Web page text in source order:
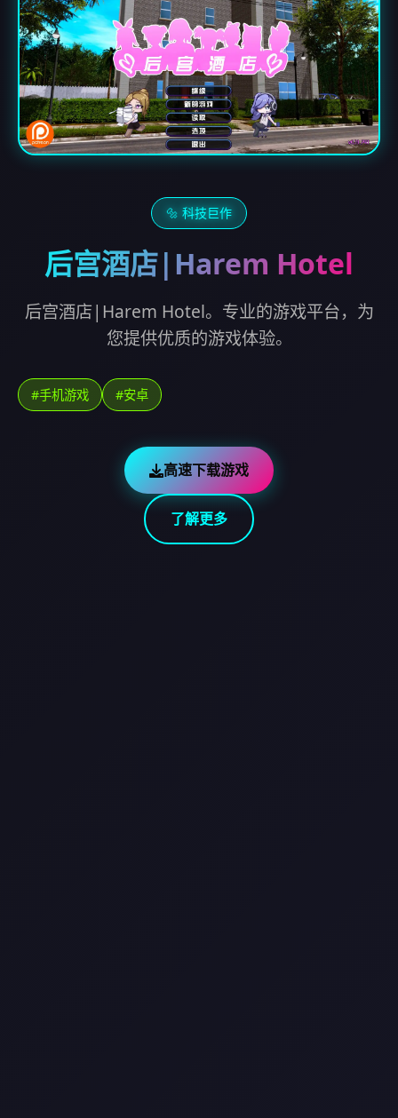
🔩 科技巨作
后宫酒店|Harem Hotel
后宫酒店|Harem Hotel。专业的游戏平台，为
您提供优质的游戏体验。
#手机游戏 #安卓
高速下载游戏
了解更多